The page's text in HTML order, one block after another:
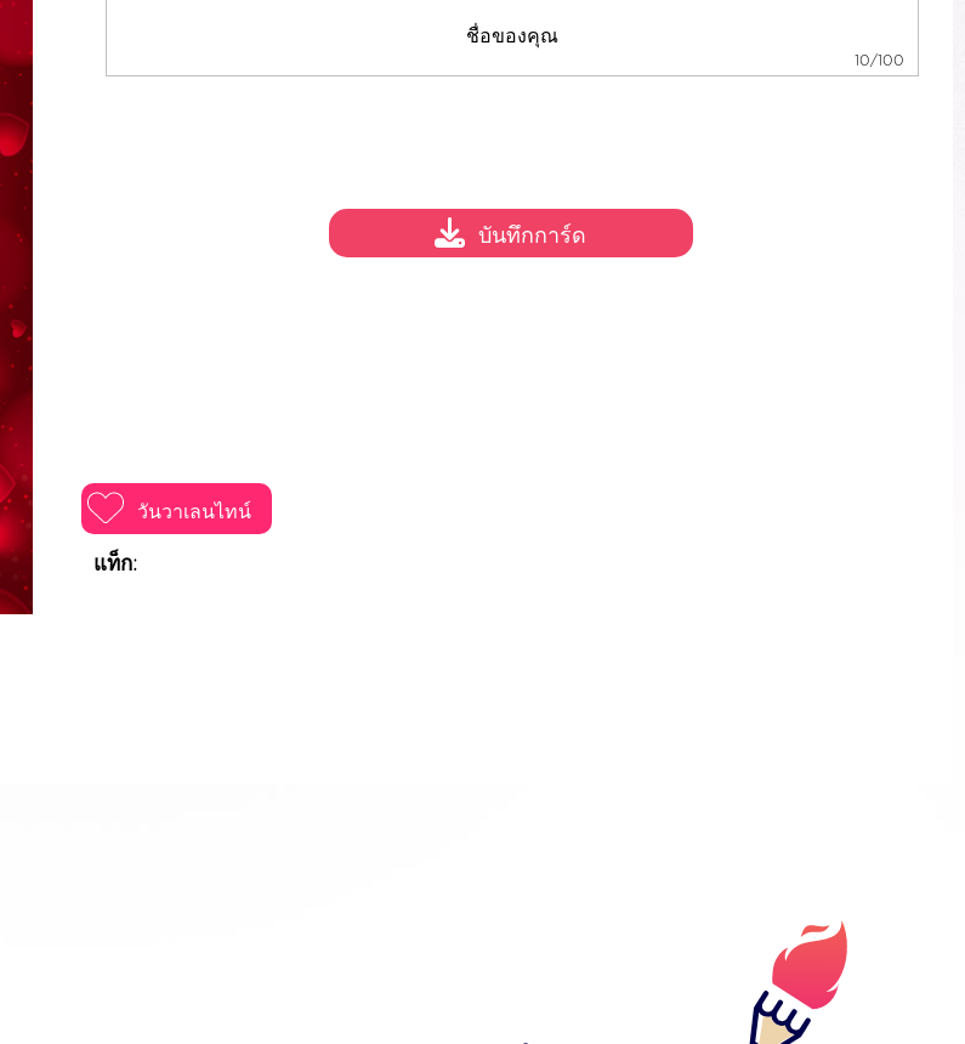
10/100
วันวาเลนไทน์
แท็ก:
บันทึกการ์ด